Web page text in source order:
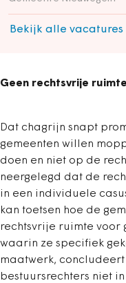
Bekijk alle vacatures
Geen rechtsvrije ruimte
Dat chagrijn snapt
gemeenten willen
doen en niet op de
neergelegd dat de
in een individuele
kan toetsen hoe de
rechtsvrije ruimte voor
waarin ze specifiek
maatwerk,
bestuursrechters niet